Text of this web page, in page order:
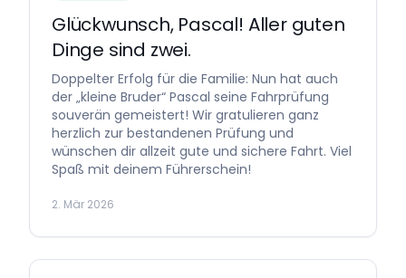
Glückwunsch, Pascal! Aller guten
Dinge sind zwei.
Doppelter Erfolg für die Familie: Nun hat auch
der „kleine Bruder“ Pascal seine Fahrprüfung
souverän gemeistert! Wir gratulieren ganz
herzlich zur bestandenen Prüfung und
wünschen dir allzeit gute und sichere Fahrt. Viel
Spaß mit deinem Führerschein!
2. Mär 2026